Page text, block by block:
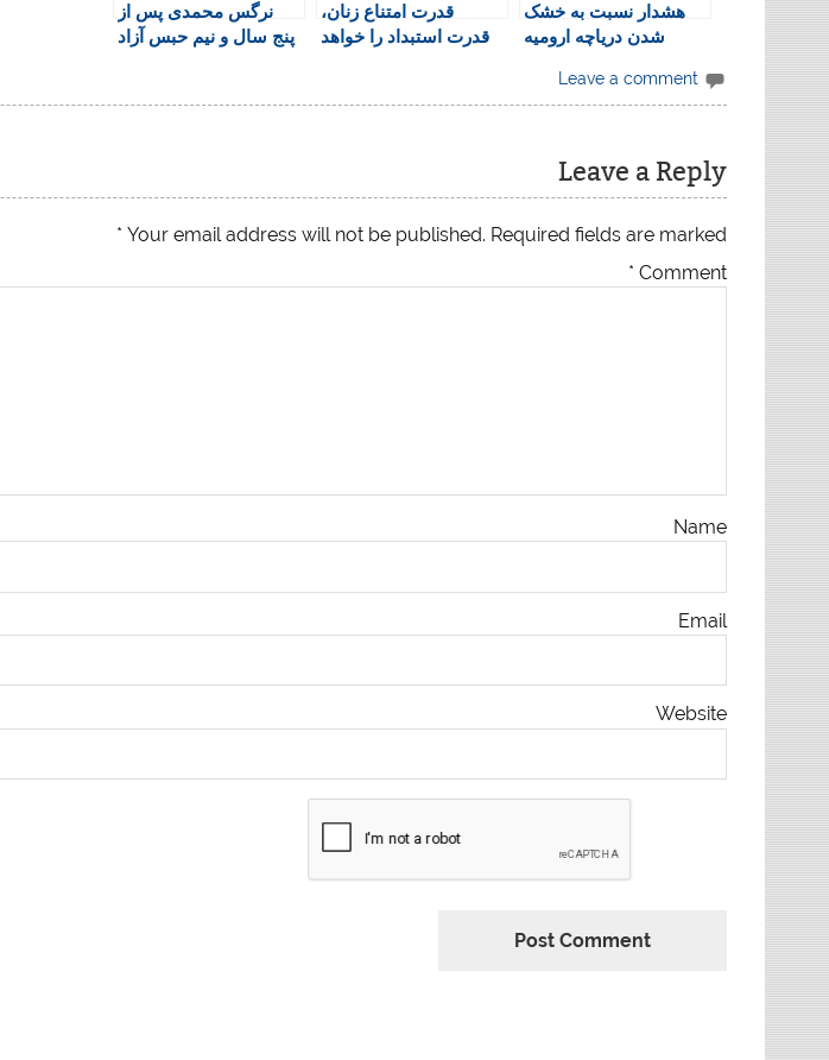
d
y
هشدار نسبت به خشک
شدن درياچه اروميه
قدرت امتناع زنان،
قدرت استبداد را خواهد
نرگس محمدی پس از
پنج سال و نیم حبس آزاد
Leave a comment
Leave a Reply
Your email address will not be published. Required fields are marked
*
Comment
*
Name
Email
Website